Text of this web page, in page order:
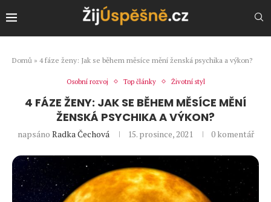
Domů » 4 fáze ženy: Jak se během měsíce mění ženská psychika a výkon?
Osobní rozvoj Top články Životní styl
4 FÁZE ŽENY: JAK SE BĚHEM MĚSÍCE MĚNÍ
ŽENSKÁ PSYCHIKA A VÝKON?
napsáno Radka Čechová 15. prosince, 2021 0 komentář